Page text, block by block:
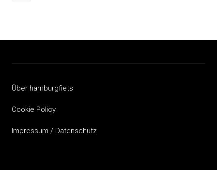
Über hamburgfiets
Cookie Policy
Impressum / Datenschutz